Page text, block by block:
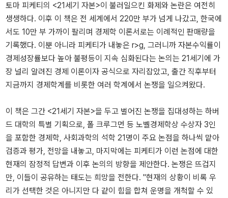
토마 피케티의 <21세기 자본>이 불러일으킨 화제와 논란은 여전히
생생하다. 이후 이 책은 전 세계에서 220만 부가 넘게 나갔고, 한국에
서도 10만 부 가까이 팔리며 경제학 이론서로는 이례적인 판매량을
기록했다. 이뿐 아니라 피케티가 내놓은 r>g, 그러니까 자본수익률이
경제성장률보다 높아 불평등이 지속 심화된다는 논의는 21세기에 가
장 널리 알려진 경제 이론이자 공식으로 자리잡았고, 출간 직후부터
지금까지 경제학계를 비롯한 여러 학계에서 논쟁을 일으켜왔다.
이 책은 그간 <21세기 자본>을 두고 벌어진 논쟁을 집대성하는 하버
드 대학의 특별 기획으로, 폴 크루그먼 등 노벨경제학상 수상자 3인
을 포함한 경제학, 사회과학의 석학 21명이 주요 논점을 하나씩 맡아
검증과 평가, 전망을 내놓고, 마지막에는 피케티가 이런 논점에 대한
현재의 잠정적 답변과 이후 논의의 방향을 제안한다. 논쟁은 뜨겁지
만, 이들이 공유하는 태도는 희망을 전한다. "현재의 상황이 비록 우
리가 선택한 것은 아니지만 다 같이 힘을 합쳐 운명을 개척할 수 있